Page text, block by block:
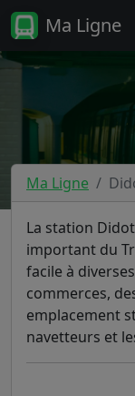
Ma Ligne
Ma Ligne
La station
important du
facile à
commerces,
emplacement
navetteurs et